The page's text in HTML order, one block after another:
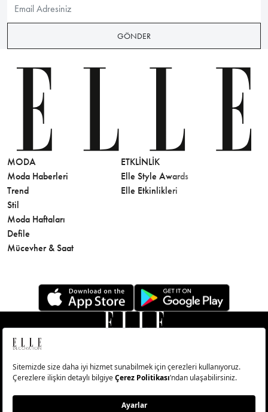
GÖNDER
MODA
Moda Haberleri
Trend
Stil
Moda Haftaları
Defile
Mücevher & Saat
ETKLINLIK
Elle Style Awards
Elle Etkinlikleri
© Big Medya Teknoloji A.Ş. Altunizade Mahallesi Kuşbakışı